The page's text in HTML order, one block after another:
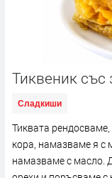
Тиквеник със
Сладкиши
Тиквата
кора, намазваме я с
намазваме с масло.